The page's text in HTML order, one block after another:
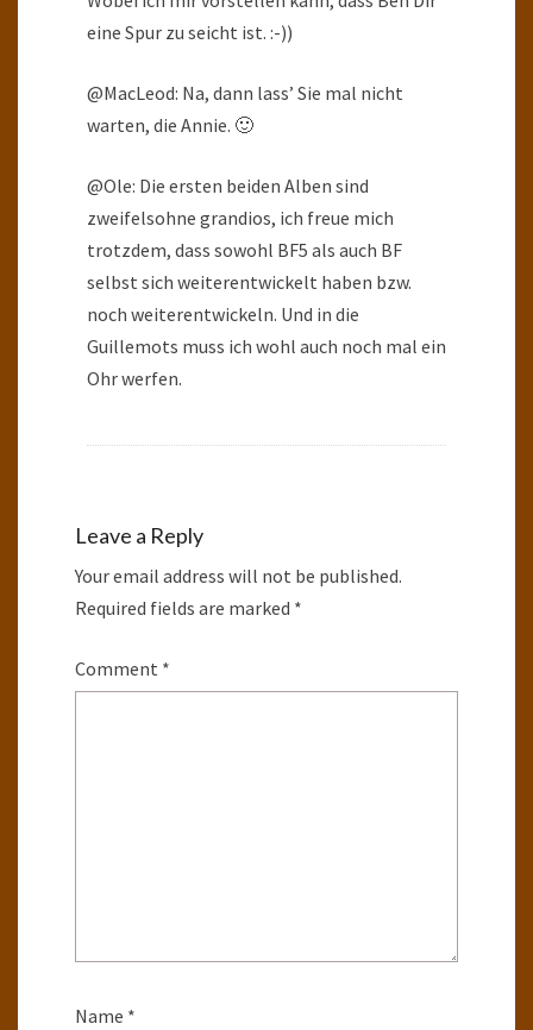
eine Spur zu seicht ist. :-))
@MacLeod: Na, dann lass’ Sie mal nicht
warten, die Annie. 🙂
@Ole: Die ersten beiden Alben sind
zweifelsohne grandios, ich freue mich
trotzdem, dass sowohl BF5 als auch BF
selbst sich weiterentwickelt haben bzw.
noch weiterentwickeln. Und in die
Guillemots muss ich wohl auch noch mal ein
Ohr werfen.
Leave a Reply
Your email address will not be published.
Required fields are marked *
Comment *
Name *